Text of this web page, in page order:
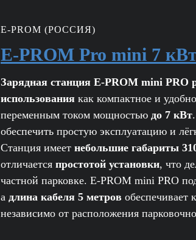
E-PROM (РОССИЯ)
E-PROM Pro mini 7
Зарядная станция E-PROM mini PRO
использования как компактное и
переменным током мощностью до 7 кВт
обеспечить простую эксплуатацию и
Станция имеет небольшие габариты
отличается простотой установки, что
частной парковке. E-PROM mini PRO
а длина кабеля 5 метров обеспечивает
независимо от расположения